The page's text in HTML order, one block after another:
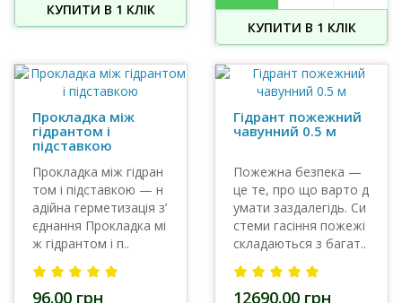
КУПИТИ В 1 КЛIК
КУПИТИ В 1 КЛIК
Прокладка між
гідрантом і
підставкою
Прокладка між гідран
том і підставкою — н
адійна герметизація з’
єднання Прокладка мі
ж гідрантом і п..
96.00 грн
Гідрант пожежний
чавунний 0.5 м
Пожежна безпека —
це те, про що варто д
умати заздалегідь. Си
стеми гасіння пожежі
складаються з багат..
12690.00 грн